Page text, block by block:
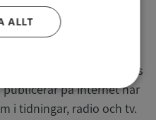
www.syna.se ett av
och tv s.k. utgivningsbevis
på internet har
i tidningar, radio och tv.
ALLT
Inriktning